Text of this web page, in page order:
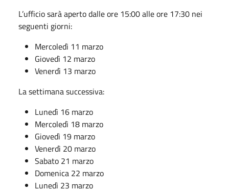
L’ufficio sarà aperto dalle ore 15:00 alle ore 17:30 nei
seguenti giorni:
Mercoledì 11 marzo
Giovedì 12 marzo
Venerdì 13 marzo
La settimana successiva:
Lunedì 16 marzo
Mercoledì 18 marzo
Giovedì 19 marzo
Venerdì 20 marzo
Sabato 21 marzo
Domenica 22 marzo
Lunedì 23 marzo